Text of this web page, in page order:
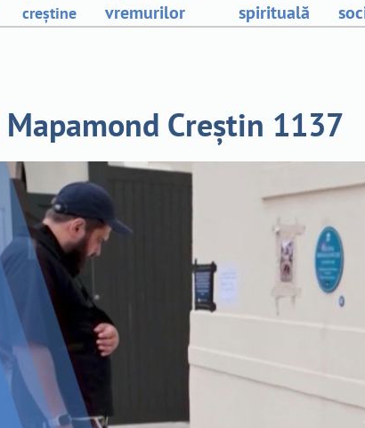
creștine
vremurilor
spirituală
Creștin 1137